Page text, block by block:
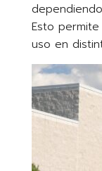
Esto
uso en